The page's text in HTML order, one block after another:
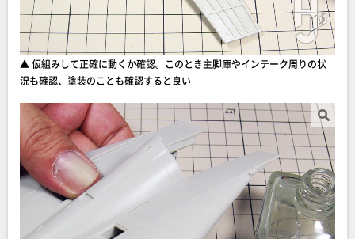
▲ 仮組みして正確に動くか確認。このとき主脚庫やインテーク周りの状
況も確認、塗装のことも確認すると良い